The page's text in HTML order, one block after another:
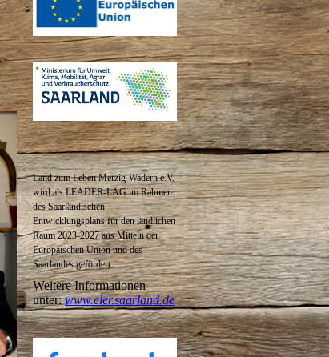
Land zum Leben Merzig-Wadern e.V.
wird als LEADER-LAG im Rahmen
des Saarländischen
Entwicklungsplans für den ländlichen
Raum 2023-2027 aus Mitteln der
Europäischen Union und des
Saarlandes gefördert.
Weitere Informationen
unter:www.eler.saarland.de